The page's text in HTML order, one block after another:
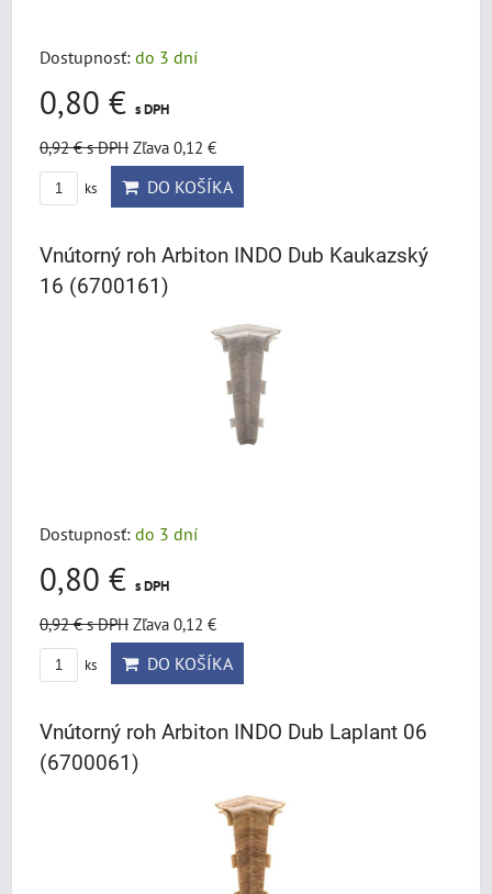
Dostupnosť: do 3 dní
0,80 € s DPH
0,92 €s DPH Zľava 0,12 €
ks DO KOŠÍKA
Vnútorný roh Arbiton INDO Dub Kaukazský
16 (6700161)
Dostupnosť: do 3 dní
0,80 € s DPH
0,92 €s DPH Zľava 0,12 €
ks DO KOŠÍKA
Vnútorný roh Arbiton INDO Dub Laplant 06
(6700061)